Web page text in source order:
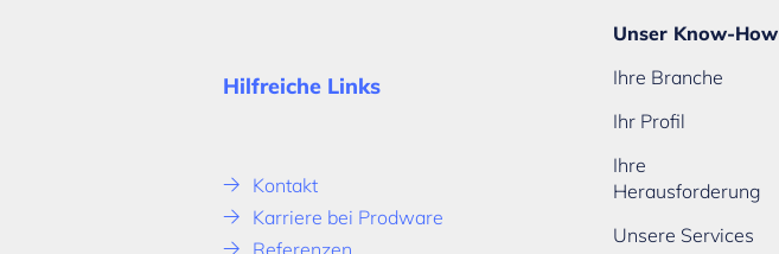
Hilfreiche Links
Kontakt
Karriere bei Prodware
Referenzen
Unser Know-How
Ihre Branche
Ihr Profil
Ihre
Herausforderung
Unsere Services